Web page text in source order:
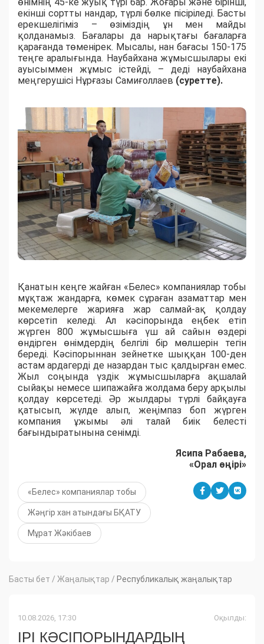
өнімнің 45-ке жуық түрі бар. Жоғары және бірінші,
екінші сортты нандар, түрлі бөлке пісіріледі. Басты
ерекшелігіміз – өзіміздің ұн мен майды
қолданамыз. Бағалары да нарықтағы бағаларға
қарағанда төменірек. Мысалы, нан бағасы 150-175
теңге аралығында. Наубайхана жұмысшылары екі
ауысыммен жұмыс істейді, – деді наубайхана
меңгерушісі Нұрғазы Самиғоллаев (суретте).
Қанатын кеңге жайған «Белес» компаниялар тобы
мұқтаж жандарға, көмек сұраған азаматтар мен
мекемелерге жарияға жар салмай-ақ қолдау
көрсетіп келеді. Ал кәсіпорында еңбек етіп
жүрген 800 жұмысшыға үш ай сайын өздері
өндірген өнімдердің белгілі бір мөлшерін тегін
береді. Кәсіпорыннан зейнетке шыққан 100-ден
астам ардагерді де назардан тыс қалдырған емес.
Жыл соңында үздік жұмысшыларға ақшалай
сыйақы немесе шипажайға жолдама беру арқылы
қолдау көрсетеді. Әр жылдары түрлі байқауға
қатысып, жүлде алып, жеңімпаз боп жүрген
компания ұжымы әлі талай биік белесті
бағындыратынына сенімді.
Ясипа Рабаева,
«Орал өңірі»
«Белес» компаниялар тобы
Жәңгір хан атындағы БҚАТУ
Мұрат Жәкібаев
Басты бет / Жаңалықтар / Республикалық жаңалықтар
10.08.2026, 17:30 Оқылды:
ІРІ КӘСІПОРЫНДАРДЫҢ